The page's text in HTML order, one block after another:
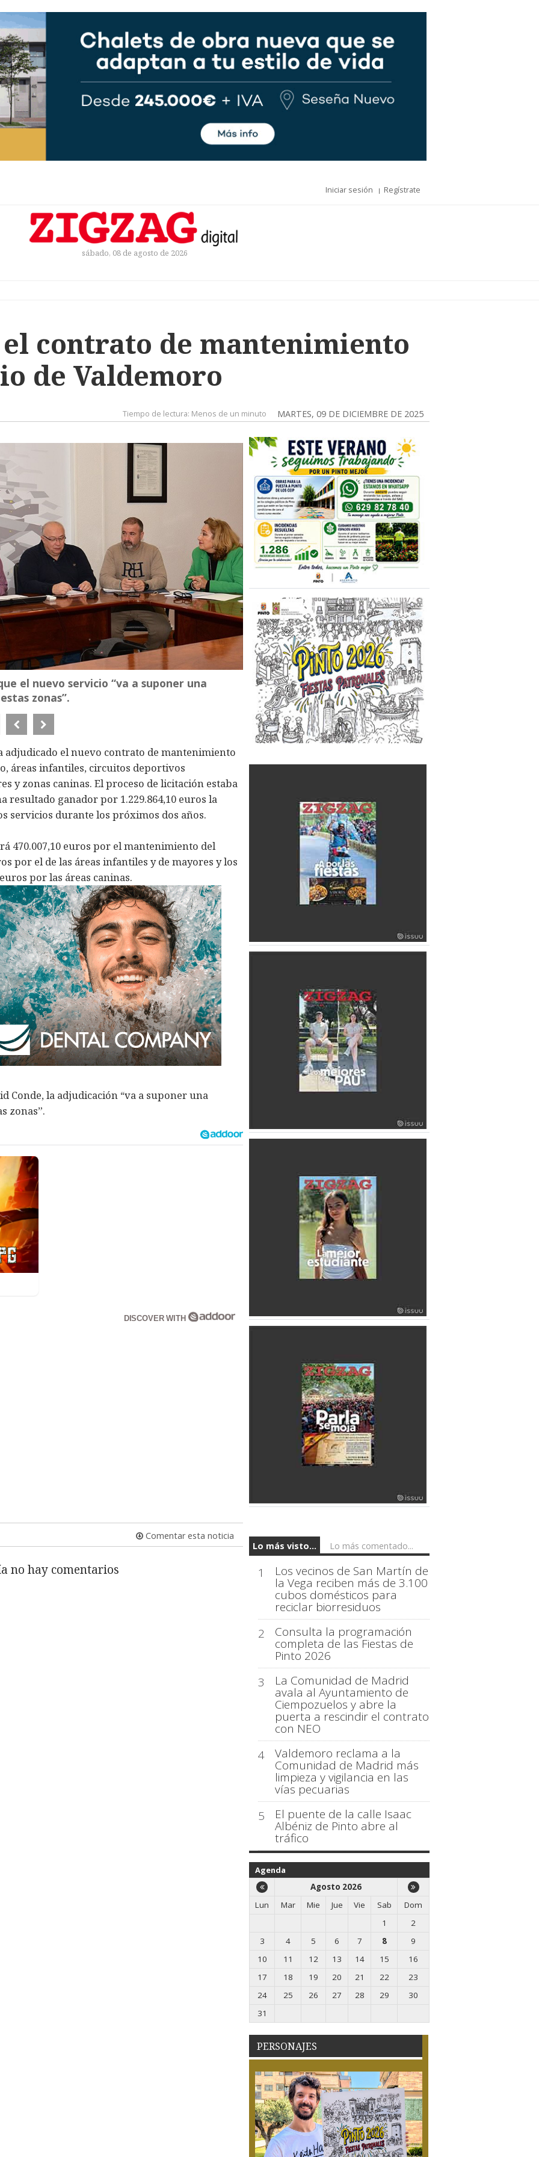
Iniciar sesión Regístrate
sábado, 08 de agosto de 2026
contrato de mantenimiento
de Valdemoro
MARTES, 09 DE DICIEMBRE DE 2025
Tiempo de lectura: Menos de un minuto
el nuevo servicio “va a suponer una
zonas”.
adjudicado el nuevo contrato de mantenimiento
áreas infantiles, circuitos deportivos
y zonas caninas. El proceso de licitación estaba
resultado ganador por 1.229.864,10 euros la
servicios durante los próximos dos años.
470.007,10 euros por el mantenimiento del
por el de las áreas infantiles y de mayores y los
por las áreas caninas.
Conde, la adjudicación “va a suponer una
zonas”.
DISCOVER WITH
Comentar esta noticia
no hay comentarios
Lo más visto... Lo más comentado...
1 Los vecinos de San Martín de
la Vega reciben más de 3.100
cubos domésticos para
reciclar biorresiduos
2
Consulta la programación
completa de las Fiestas de
Pinto 2026
3
La Comunidad de Madrid
avala al Ayuntamiento de
Ciempozuelos y abre la
puerta a rescindir el contrato
con NEO
4
Valdemoro reclama a la
Comunidad de Madrid más
limpieza y vigilancia en las
vías pecuarias
5
El puente de la calle Isaac
Albéniz de Pinto abre al
tráfico
Agenda
Agosto 2026
Lun
Mar Mie Jue Vie Sab
Dom
1
2
3
4 5 6 7 8
9
10
11 12 13 14 15
16
17
18 19 20 21 22
23
24
25 26 27 28 29
30
31
PERSONAJES